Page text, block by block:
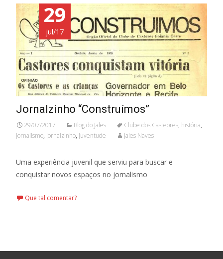
29
jul/17
Jornalzinho “Construímos”
29/07/2017 Blog do Jales Clube dos Casteores, história,
jornalismo, jornalzinho, juventude Jales Naves
Uma experiência juvenil que serviu para buscar e
conquistar novos espaços no jornalismo
Que tal comentar?